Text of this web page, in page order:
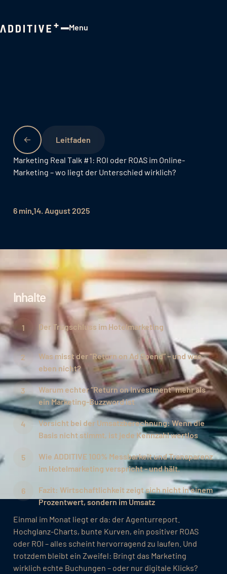
Menu
Leitfaden
Marketing Real Talk #1: ROI oder ROAS im Online-
Marketing – wo liegt der Unterschied wirklich?
6 min 14. August 2025
Einmal im Monat liegt er da: der Agenturreport.
Hochglanz-Charts, bunte Kurven, ein positiver ROAS
oder ROI – alles scheint hervorragend zu laufen. Und
trotzdem bleibt ein Zweifel: Bringt das Marketing
wirklich echte Buchungen – oder nur digitale Klicks?
Inhalte
Der Trugschluss im Hotelmarketing
Was misst der “Return on Ad Spend” – und was
eben nicht?
Warum echter “Return on Investment” mehr als
ein Marketing-Buzzword ist
Vorsicht bei der Umsatzberechnung: Wenn die
Basis nicht stimmt, ist jede Kennzahl wertlos
Wie ADDITIVE 100% Messbarkeit und Transparenz
im Hotelmarketing verspricht - und hält.
Fazit: Wirtschaftlichkeit zeigt sich nicht in einem
Prozentwert, sondern im Umsatz